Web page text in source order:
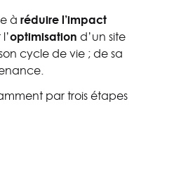
àréduire l’impact
optimisation d’un site
cycle de vie ; de sa
par trois étapes